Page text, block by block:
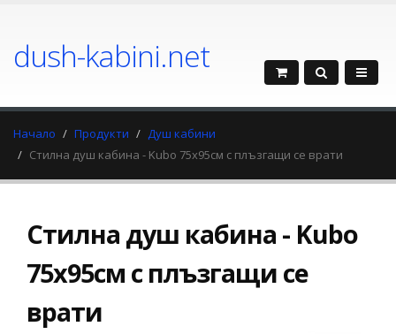
dush-kabini.net
Начало Продукти
Душ кабини
Стилна душ кабина - Kubo 75x95см с плъзгащи се врати
Стилна душ кабина - Kubo
75x95см с плъзгащи се
врати